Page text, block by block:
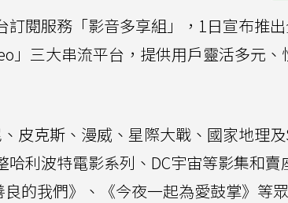
閱服務「影音多享組」，1日宣布推
」三大串流平台，提供用戶靈活多元、
皮克斯、漫威、星際大戰、國家地理
利波特電影系列、DC宇宙等影集和賣
的我們》、《今夜一起為愛鼓掌》等